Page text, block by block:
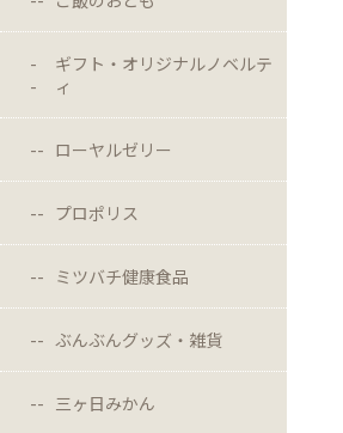
ギフト・オリジナルノベルテ
ィ
ローヤルゼリー
プロポリス
ミツバチ健康食品
ぶんぶんグッズ・雑貨
三ヶ日みかん